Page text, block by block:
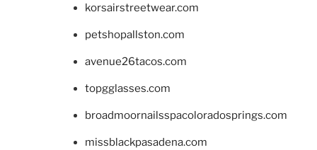
korsairstreetwear.com
petshopallston.com
avenue26tacos.com
topgglasses.com
broadmoornailsspacoloradosprings.com
missblackpasadena.com